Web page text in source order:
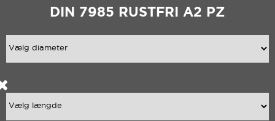
DIN 7985 RUSTFRI A2 PZ